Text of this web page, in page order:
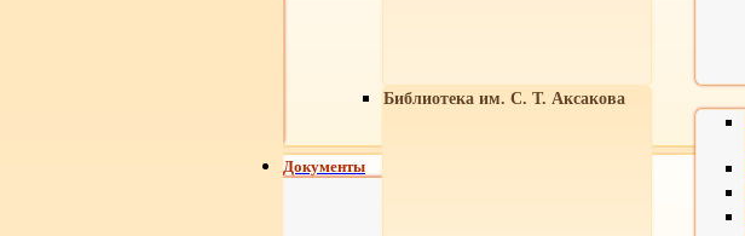
Библиотека им. С. Т. Аксакова
Документы